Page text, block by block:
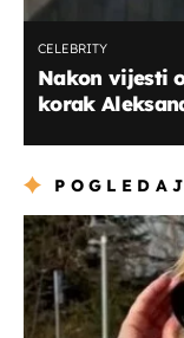
CELEBRITY
Nakon vijesti
korak
POGLEDAJ